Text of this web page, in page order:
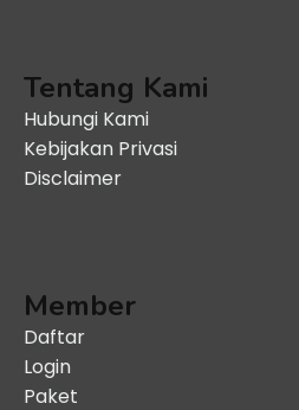
Tentang Kami
Hubungi Kami
Kebijakan Privasi
Disclaimer
Member
Daftar
Login
Paket